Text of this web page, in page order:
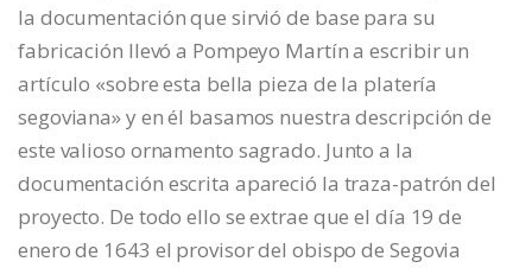
la documentación que sirvió de base para su
fabricación llevó a Pompeyo Martín a escribir un
artículo «sobre esta bella pieza de la platería
segoviana» y en él basamos nuestra descripción de
este valioso ornamento sagrado. Junto a la
documentación escrita apareció la traza-patrón del
proyecto. De todo ello se extrae que el día 19 de
enero de 1643 el provisor del obispo de Segovia